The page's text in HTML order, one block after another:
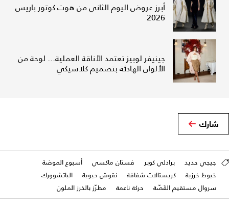
أبرز عروض اليوم الثاني من هوت كوتور باريس
2026
جينيفر لوبيز تعتمد الأناقة العملية... لوحة من
الألوان الهادئة بتصميم كلاسيكي
شارك
جيجي حديد برادلي كوبر فستان ماكسي
أسبوع الموضة
خيوط خرزية
كريستالات شفافة نقوش حيوية
الباتشوورك
سروال مستقيم القَصّة
حركة ناعمة مطرّز بالخرز الملون